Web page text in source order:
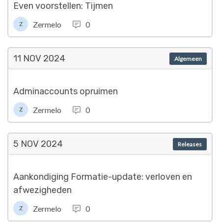
Even voorstellen: Tijmen
Z Zermelo 0
11 NOV 2024
Adminaccounts opruimen
Z Zermelo 0
Algemeen
5 NOV 2024
Aankondiging Formatie-update: verloven en
afwezigheden
Z Zermelo 0
Releases